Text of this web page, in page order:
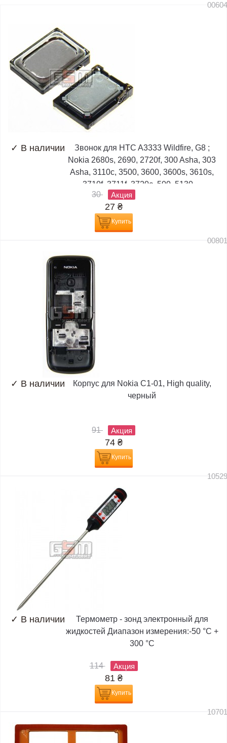
✓ В наличии
Звонок для HTC A3333 Wildfire, G8 ;
Nokia 2680s, 2690, 2720f, 300 Asha, 303
Asha, 3110c, 3500, 3600, 3600s, 3610s,
3710f, 3711f, 3720c, 500, 5130,...
30
Акция
27 ₴
Купить
✓ В наличии
Корпус для Nokia C1-01, High quality,
черный
91 Акция
74 ₴
Купить
✓ В наличии
Термометр - зонд электронный для
жидкостей Диапазон измерения:-50 °C +
300 °C
114 Акция
81 ₴
Купить